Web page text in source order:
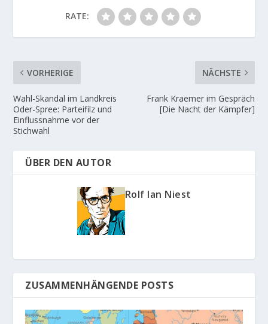
RATE:
VORHERIGE
Wahl-Skandal im Landkreis
Oder-Spree: Parteifilz und
Einflussnahme vor der
Stichwahl
NÄCHSTE
Frank Kraemer im Gespräch
[Die Nacht der Kämpfer]
ÜBER DEN AUTOR
Rolf Ian Niest
ZUSAMMENHÄNGENDE POSTS